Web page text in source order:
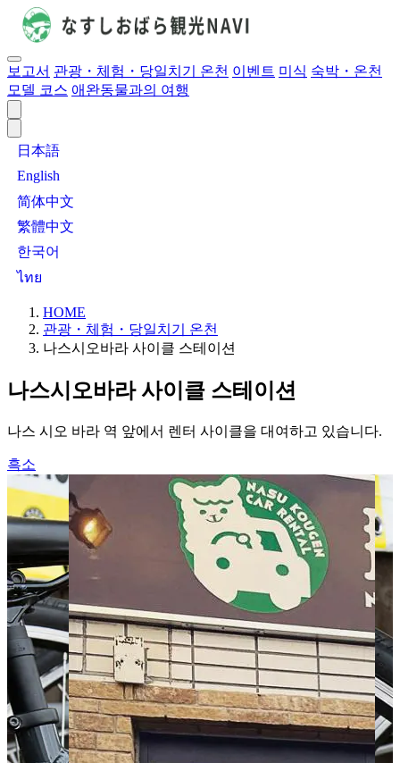
보고서 관광・체험・당일치기 온천 이벤트 미식 숙박・온천
모델 코스 애완동물과의 여행
日本語
English
简体中文
繁體中文
한국어
ไทย
HOME
관광・체험・당일치기 온천
나스시오바라 사이클 스테이션
나스시오바라 사이클 스테이션
나스 시오 바라 역 앞에서 렌터 사이클을 대여하고 있습니다.
흑소